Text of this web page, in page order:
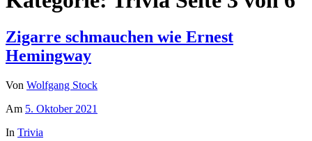
Zigarre schmauchen wie Ernest
Hemingway
Von Wolfgang Stock
Am 5. Oktober 2021
In Trivia